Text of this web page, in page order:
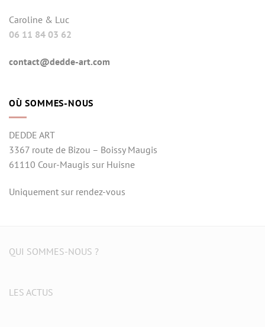
Caroline & Luc
06 11 84 03 62
contact@dedde-art.com
OÙ SOMMES-NOUS
DEDDE ART
3367 route de Bizou – Boissy Maugis
61110 Cour-Maugis sur Huisne
Uniquement sur rendez-vous
QUI SOMMES-NOUS ?
LES ACTUS